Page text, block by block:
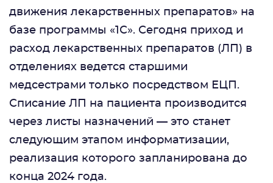
движения лекарственных препаратов» на
базе программы «1С». Сегодня приход и
расход лекарственных препаратов (ЛП) в
отделениях ведется старшими
медсестрами только посредством ЕЦП.
Списание ЛП на пациента производится
через листы назначений — это станет
следующим этапом информатизации,
реализация которого запланирована до
конца 2024 года.